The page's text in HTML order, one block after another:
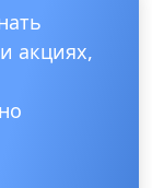
акциях,